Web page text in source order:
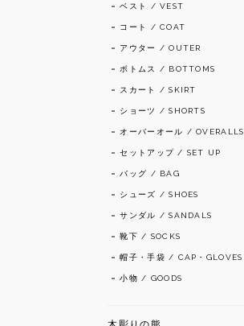
ベスト / VEST
コート / COAT
アウター / OUTER
ボトムス / BOTTOMS
スカート / SKIRT
ショーツ / SHORTS
オーバーオール / OVERALLS
セットアップ / SET UP
バッグ / BAG
シューズ / SHOES
サンダル / SANDALS
靴下 / SOCKS
帽子・手袋 / CAP・GLOVES
小物 / GOODS